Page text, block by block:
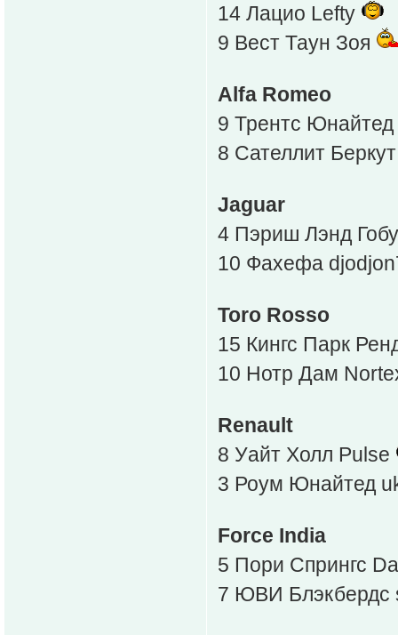
14 Лацио Lefty
9 Вест Таун Зоя
Alfa Romeo
9 Трентс
8 Сателлит
Jaguar
4 Пэриш Лэнд
10 Фахефа
Toro Rosso
15 Кингс Парк
10 Нотр Дам
Renault
8 Уайт Холл Pulse
3 Роум Юнайтед
Force India
5 Пори Спрингс
7 ЮВИ Блэкбердс